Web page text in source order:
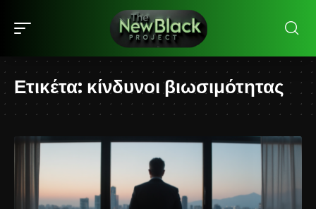
Ετικέτα: κίνδυνοι βιωσιμότητας